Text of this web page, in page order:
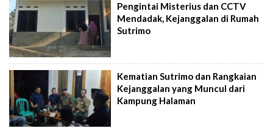
Pengintai Misterius dan CCTV
Mendadak, Kejanggalan di Rumah
Sutrimo
Kematian Sutrimo dan Rangkaian
Kejanggalan yang Muncul dari
Kampung Halaman